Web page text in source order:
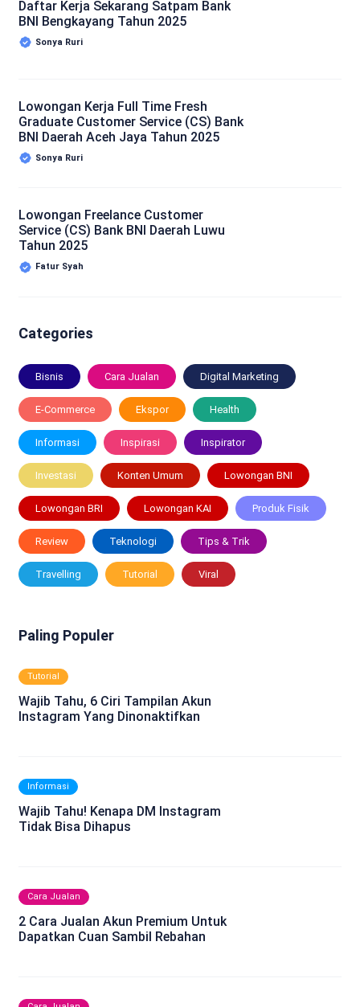
Daftar Kerja Sekarang Satpam Bank
BNI Bengkayang Tahun 2025
Sonya Ruri
Lowongan Kerja Full Time Fresh
Graduate Customer Service (CS) Bank
BNI Daerah Aceh Jaya Tahun 2025
Sonya Ruri
Lowongan Freelance Customer
Service (CS) Bank BNI Daerah Luwu
Tahun 2025
Fatur Syah
Categories
Bisnis Cara Jualan Digital Marketing
E-Commerce Ekspor Health
Informasi Inspirasi Inspirator
Investasi Konten Umum Lowongan BNI
Lowongan BRI Lowongan KAI Produk Fisik
Review Teknologi Tips & Trik
Travelling Tutorial Viral
Paling Populer
Tutorial
Wajib Tahu, 6 Ciri Tampilan Akun
Instagram Yang Dinonaktifkan
Informasi
Wajib Tahu! Kenapa DM Instagram
Tidak Bisa Dihapus
Cara Jualan
2 Cara Jualan Akun Premium Untuk
Dapatkan Cuan Sambil Rebahan